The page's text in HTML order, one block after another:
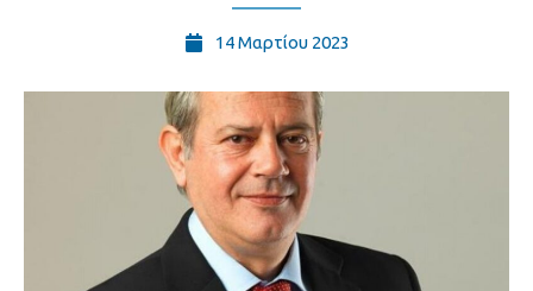
14 Μαρτίου 2023